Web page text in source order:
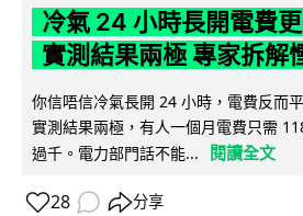
冷氣 24 小時長開電費
實測結果兩極 專家拆解
你信唔信冷氣長開 24 小時，電費反而
實測結果兩極，有人一個月電費只需
過千。電力部門話不能...
閱讀全文
28 分享